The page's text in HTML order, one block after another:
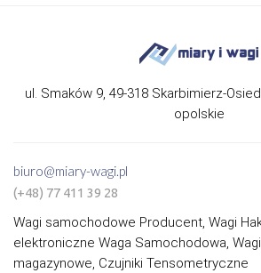
ul. Smaków 9, 49-318 Skarbimierz-
opolskie
biuro@miary-wagi.pl
(+48) 77 411 39 28
Wagi samochodowe Producent, Wagi
elektroniczne Waga Samochodowa,
magazynowe, Czujniki Tensometryczne